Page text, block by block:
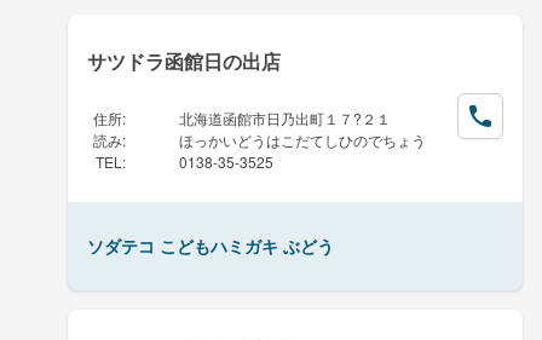
サツドラ函館日の出店
住所:
北海道函館市日乃出町１７?２１
読み:
ほっかいどうはこだてしひのでちょう
TEL : 0138-35-3525
ソダテコ こどもハミガキ ぶどう